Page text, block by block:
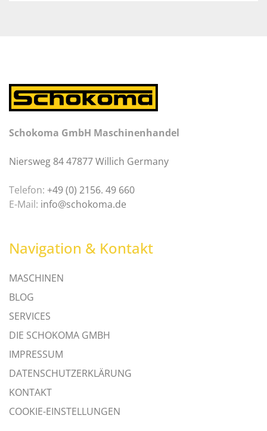
Schokoma GmbH Maschinenhandel
Niersweg 84 47877 Willich Germany
Telefon: +49 (0) 2156. 49 660
E-Mail: info@schokoma.de
Navigation & Kontakt
MASCHINEN
BLOG
SERVICES
DIE SCHOKOMA GMBH
IMPRESSUM
DATENSCHUTZERKLÄRUNG
KONTAKT
COOKIE-EINSTELLUNGEN